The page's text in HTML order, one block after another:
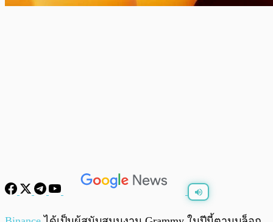
พร้อมเล่น 0:00 0:00